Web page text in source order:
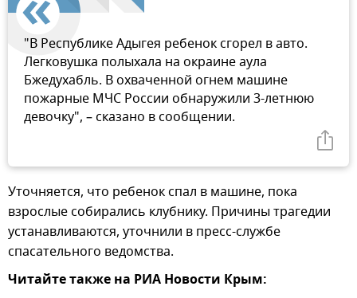
"В Республике Адыгея ребенок сгорел в авто.
Легковушка полыхала на окраине аула
Бжедухабль. В охваченной огнем машине
пожарные МЧС России обнаружили 3-летнюю
девочку", – сказано в сообщении.
Уточняется, что ребенок спал в машине, пока
взрослые собирались клубнику. Причины трагедии
устанавливаются, уточнили в пресс-службе
спасательного ведомства.
Читайте также на РИА Новости Крым: